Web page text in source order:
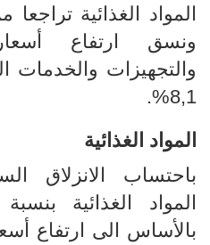
ونسق ارتفاع
8,1%.
المواد الغذائية
باحتساب الانزلاق
لمواد الغذائية بنسبة
بالأساس الى ارتفاع